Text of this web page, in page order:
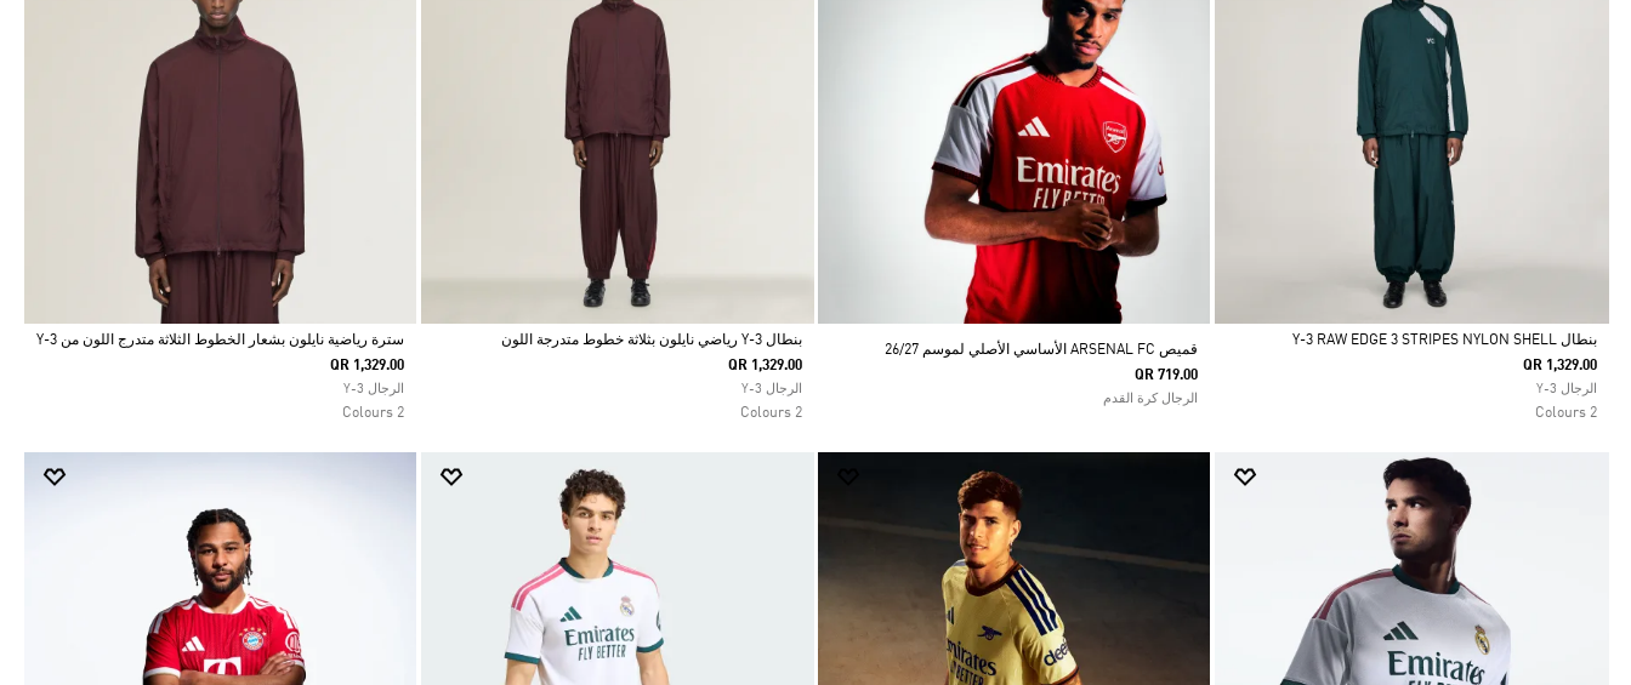
Selected
بنطال Y-3 RAW EDGE 3 STRIPES NYLON SHELL
QR 1,329.00
الرجال Y-3
2 Colours
قميص ARSENAL FC الأساسي الأصلي لموسم 26/27
QR 719.00
الرجال كرة القدم
Selected
بنطال Y-3 رياضي نايلون بثلاثة خطوط متدرجة اللون
QR 1,329.00
الرجال Y-3
2 Colours
Selected
سترة رياضية نايلون بشعار الخطوط الثلاثة متدرج اللون من Y-3
QR 1,329.00
الرجال Y-3
2 Colours